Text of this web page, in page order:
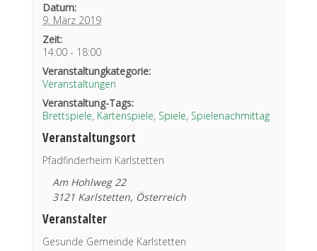
Datum:
9. März 2019
Zeit:
14:00 - 18:00
Veranstaltungkategorie:
Veranstaltungen
Veranstaltung-Tags:
Brettspiele, Kartenspiele, Spiele, Spielenachmittag
Veranstaltungsort
Pfadfinderheim Karlstetten
Am Hohlweg 22
3121 Karlstetten, Österreich
Veranstalter
Gesunde Gemeinde Karlstetten